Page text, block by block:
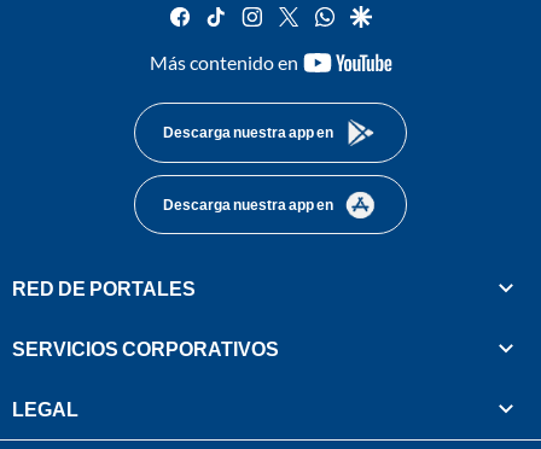
facebook
tiktok instagram
twitterwhatsapp
google
Más contenido en
youtube-
Descarga nuestra app en
Descarga nuestra app en
RED DE PORTALES
SERVICIOS CORPORATIVOS
LEGAL